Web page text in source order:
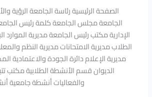
الصفحة الرئيسية رئاسة الجامعة الرؤية
الجامعة مجلس الجامعة كلمة رئيس الجامعة
الإدارية مكتب رئيس الجامعة مديرية
الطلاب مديرية الامتحانات مديرية النظم
مديرية الإعلام دائرة الجودة
الديوان قسم الأنشطة الطلابية مكتب
والفعاليات أنشطة جامعية